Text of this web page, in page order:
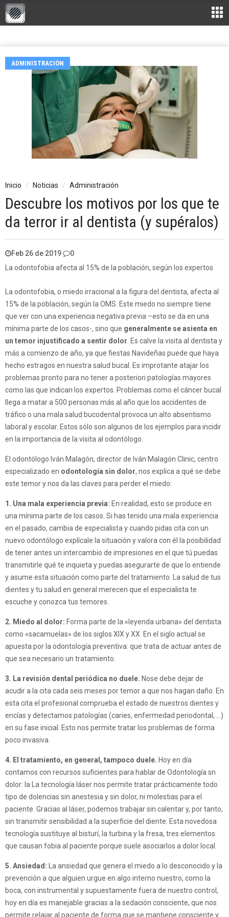
ADMINISTRACIÓN
Inicio Noticias Administración
Descubre los motivos por los que te
da terror ir al dentista (y supéralos)
Feb 26 de 2019
0
La odontofobia afecta al 15% de la población, según los expertos
La odontofobia, o miedo irracional a la figura del dentista, afecta al
15% de la población, según la OMS. Este miedo no siempre tiene
que ver con una experiencia negativa previa –esto se da en una
mínima parte de los casos-, sino que generalmente se asienta en
un temor injustificado a sentir dolor. Es calve la visita al dentista y
más a comienzo de año, ya que fiestas Navideñas puede que haya
hecho estragos en nuestra salud bucal. Es improtante atajar los
problemas pronto para no tener a posteriori patologías mayores
como las que indican los expertos. Problemas como el cáncer bucal
llega a matar a 500 personas más al año que los accidentes de
tráfico o una mala salud bucodental provoca un alto absentismo
laboral y escolar. Estos sólo son algunos de los ejemplos para incidir
en la importancia de la visita al odontólogo.
El odontólogo Iván Malagón, director de Iván Malagón Clinic, centro
especializado en odontología sin dolor, nos explica a qué se debe
este temor y nos da las claves para perder el miedo:
1. Una mala experiencia previa: En realidad, esto se produce en
una mínima parte de los casos. Si has tenido una mala experiencia
en el pasado, cambia de especialista y cuando pidas cita con un
nuevo odontólogo explícale la situación y valora con él la posibilidad
de tener antes un intercambio de impresiones en el que tú puedas
transmitirle qué te inquieta y puedas asegurarte de que lo entiende
y asume esta situación como parte del tratamiento. La salud de tus
dientes y tu salud en general merecen que el especialista te
escuche y conozca tus temores.
2. Miedo al dolor: Forma parte de la «leyenda urbana» del dentista
como «sacamuelas» de los siglos XIX y XX. En el siglo actual se
apuesta por la odontología preventiva: que trata de actuar antes de
que sea necesario un tratamiento.
3. La revisión dental periódica no duele. Nose debe dejar de
acudir a la cita cada seis meses por temor a que nos hagan daño. En
esta cita el profesional comprueba el estado de nuestros dientes y
encías y detectamos patologías (caries, enfermedad periodontal, …)
en su fase inicial. Esto nos permite tratar los problemas de forma
poco invasiva.
4. El tratamiento, en general, tampoco duele. Hoy en día
contamos con recursos suficientes para hablar de Odontología sn
dolor: la La tecnología láser nos permite tratar prácticamente todo
tipo de dolencias sin anestesia y sin dolor, ni molestias para el
paciente. Gracias al láser, podemos trabajar sin calentar y, por tanto,
sin transmitir sensibilidad a la superficie del diente. Esta novedosa
tecnología sustituye al bisturí, la turbina y la fresa, tres elementos
que causan fobia al paciente porque suele asociarlos a dolor local.
5. Ansiedad: La ansiedad que genera el miedo a lo desconocido y la
prevención a que alguien urgue en algo interno nuestro, como la
boca, con instrumental y supuestamente fuera de nuestro control,
hoy en día es manejable gracias a la sedación consciente, que nos
permite relajar al paciente de forma que se mantiene consciente y